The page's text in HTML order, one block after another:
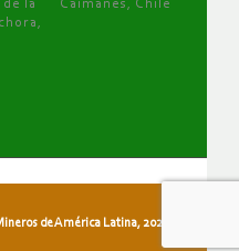
la
Caimanes, Chile
de América Latina, 2026